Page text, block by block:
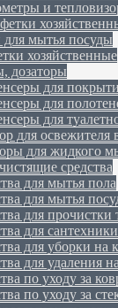
и
для мытья посуды
хозяйственные
дозаторы
для
для
для
для освежителя
для жидкого
средства
для мытья пола
для мытья
для прочистки
для
для уборки на
для удаления
по уходу за
по уходу за